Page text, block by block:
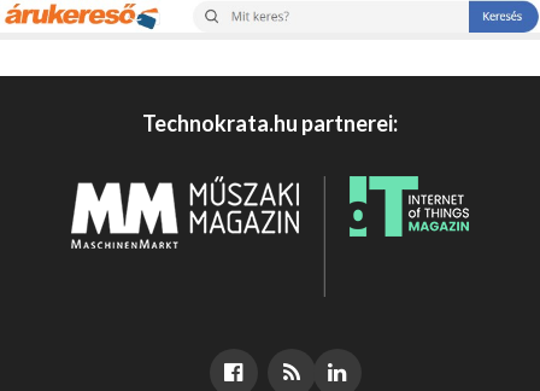
Technokrata.hu partnerei: